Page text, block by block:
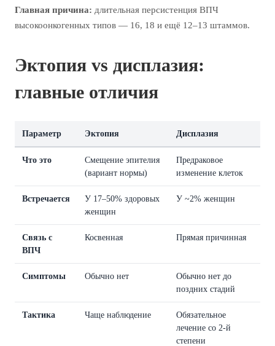
Главная причина: длительная персистенция ВПЧ
высокоонкогенных типов — 16, 18 и ещё 12–13 штаммов.
Эктопия vs дисплазия:
главные отличия
Параметр Эктопия Дисплазия
Что это
Смещение эпителия
(вариант нормы)
Предраковое
изменение клеток
Встречается
У 17–50% здоровых
женщин
У ~2% женщин
Связь с
ВПЧ
Косвенная Прямая причинная
Симптомы Обычно нет
Обычно нет до
поздних стадий
Тактика Чаще наблюдение
Обязательное
лечение со 2-й
степени